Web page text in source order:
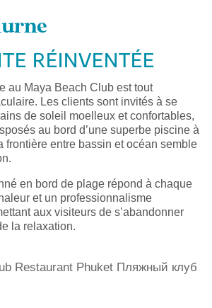
RÉINVENTÉE
au Maya Beach Club est tout
Les clients sont invités à se
de soleil moelleux et confortables,
au bord d’une superbe piscine à
frontière entre bassin et océan semble
en bord de plage répond à chaque
et un professionnalisme
aux visiteurs de s’abandonner
la relaxation.